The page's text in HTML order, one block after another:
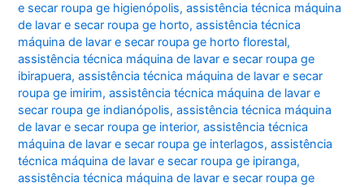
e secar roupa ge higienópolis,assistência técnica máquina
de lavar e secar roupa ge horto,assistência técnica
máquina de lavar e secar roupa ge horto florestal,
assistência técnica máquina de lavar e secar roupa ge
ibirapuera,assistência técnica máquina de lavar e secar
roupa ge imirim,assistência técnica máquina de lavar e
secar roupa ge indianópolis,assistência técnica máquina
de lavar e secar roupa ge interior,assistência técnica
máquina de lavar e secar roupa ge interlagos,assistência
técnica máquina de lavar e secar roupa ge ipiranga,
assistência técnica máquina de lavar e secar roupa ge